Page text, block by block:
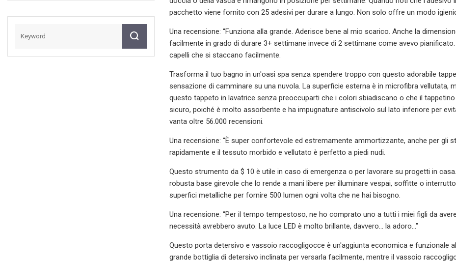
pacchetto viene fornito con 25 adesivi per durare a lungo. Non solo offre un modo
Una recensione: “Funziona alla grande. Aderisce bene al mio scarico. Anche la
facilmente in grado di durare 3+ settimane invece di 2 settimane come avevo
capelli che si staccano facilmente.
Trasforma il tuo bagno in un'oasi spa senza spendere troppo con questo adorabile
sensazione di camminare su una nuvola. La superficie esterna è in microfibra vellutata,
questo tappeto in lavatrice senza preoccuparti che i colori sbiadiscano o che il
sicuro, poiché è molto assorbente e ha impugnature antiscivolo sul lato inferiore per
vanta oltre 56.000 recensioni.
Una recensione: “È super confortevole ed estremamente ammortizzante, anche per gli
rapidamente e il tessuto morbido e vellutato è perfetto a piedi nudi.
Questo strumento da $ 10 è utile in caso di emergenza o per lavorare su progetti in
robusta base girevole che lo rende a mani libere per illuminare vespai, soffitte o
superfici metalliche per fornire 500 lumen ogni volta che ne hai bisogno.
Una recensione: “Per il tempo tempestoso, ne ho comprato uno a tutti i miei figli da
necessità avrebbero avuto. La luce LED è molto brillante, davvero... la adoro...”
Questo porta detersivo e vassoio raccogligocce è un'aggiunta economica e funzionale
grande bottiglia di detersivo inclinata per versarla facilmente, mentre il vassoio